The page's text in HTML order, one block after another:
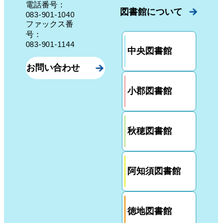
電話番号：
083-901-1040
ファックス番
号：
083-901-1144
お問い合わせ
図書館について
中央図書館
小郡図書館
秋穂図書館
阿知須図書館
徳地図書館